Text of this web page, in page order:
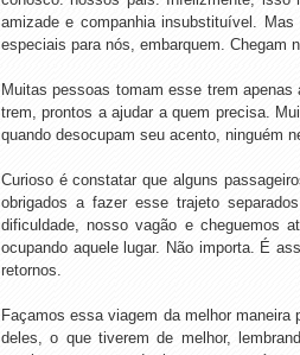
amizade e companhia insubstituível.
especiais para nós, embarquem. Chegam
Muitas pessoas tomam esse trem
trem, prontos a ajudar a quem precisa.
quando desocupam seu acento, ninguém
Curioso é constatar que alguns
obrigados a fazer esse trajeto
dificuldade, nosso vagão e cheguemos
ocupando aquele lugar. Não importa. É
retornos.
Façamos essa viagem da melhor
deles, o que tiverem de melhor,